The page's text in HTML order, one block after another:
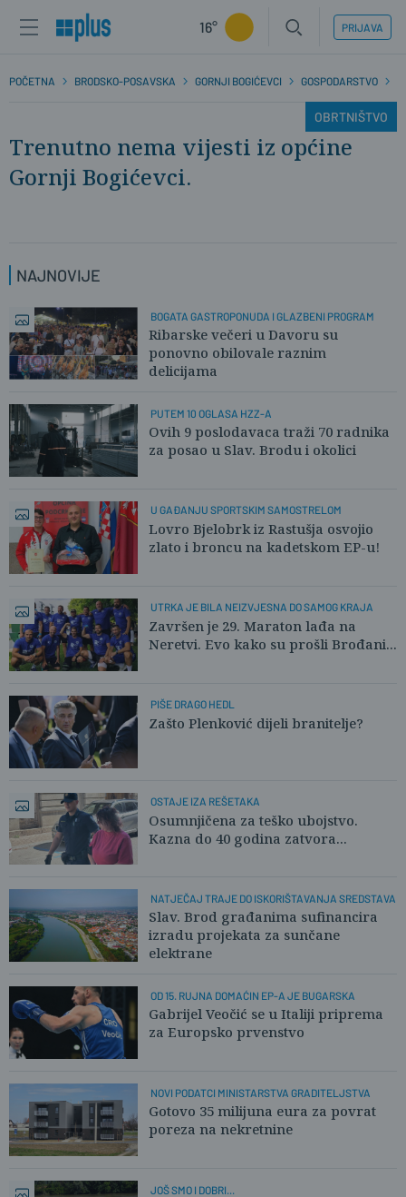
16° PRIJAVA
POČETNA BRODSKO-POSAVSKA GORNJI BOGIĆEVCI GOSPODARSTVO
OBRTNIŠTVO
Trenutno nema vijesti iz općine
Gornji Bogićevci.
NAJNOVIJE
BOGATA GASTROPONUDA I GLAZBENI PROGRAM
Ribarske večeri u Davoru su
ponovno obilovale raznim
delicijama
PUTEM 10 OGLASA HZZ-A
Ovih 9 poslodavaca traži 70 radnika
za posao u Slav. Brodu i okolici
U GAĐANJU SPORTSKIM SAMOSTRELOM
Lovro Bjelobrk iz Rastušja osvojio
zlato i broncu na kadetskom EP-u!
UTRKA JE BILA NEIZVJESNA DO SAMOG KRAJA
Završen je 29. Maraton lađa na
Neretvi. Evo kako su prošli Brođani...
PIŠE DRAGO HEDL
Zašto Plenković dijeli branitelje?
OSTAJE IZA REŠETAKA
Osumnjičena za teško ubojstvo.
Kazna do 40 godina zatvora...
NATJEČAJ TRAJE DO ISKORIŠTAVANJA SREDSTAVA
Slav. Brod građanima sufinancira
izradu projekata za sunčane
elektrane
OD 15. RUJNA DOMAĆIN EP-A JE BUGARSKA
Gabrijel Veočić se u Italiji priprema
za Europsko prvenstvo
NOVI PODATCI MINISTARSTVA GRADITELJSTVA
Gotovo 35 milijuna eura za povrat
poreza na nekretnine
JOŠ SMO I DOBRI...